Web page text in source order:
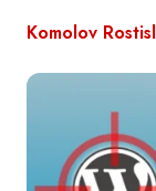
Komolov